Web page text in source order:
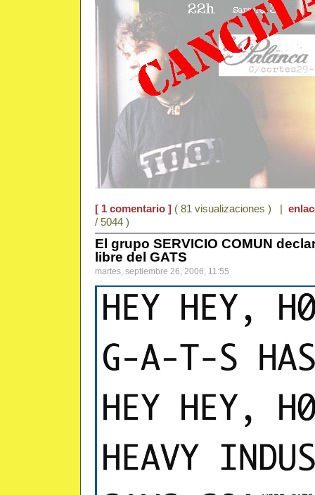
[ 1 comentario ] ( 81 visualizaciones ) |
/ 5044 )
El grupo SERVICIO COMUN
libre del GATS
martes, septiembre 26, 2006, 11:55